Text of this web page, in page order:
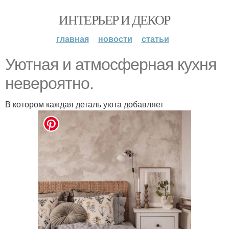
ИНТЕРЬЕР И ДЕКОР
главная новости статьи
Уютная и атмосферная кухня
невероятно.
В котором каждая деталь уюта добавляет